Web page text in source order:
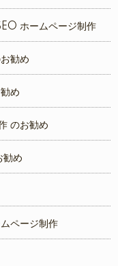
ホームページ制作
勧め
め
のお勧め
勧め
ページ制作